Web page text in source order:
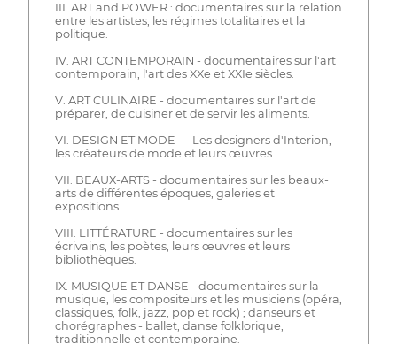
III. ART and POWER : documentaires sur la relation
entre les artistes, les régimes totalitaires et la
politique.
IV. ART CONTEMPORAIN - documentaires sur l'art
contemporain, l'art des XXe et XXIe siècles.
V. ART CULINAIRE - documentaires sur l'art de
préparer, de cuisiner et de servir les aliments.
VI. DESIGN ET MODE — Les designers d'Interion,
les créateurs de mode et leurs œuvres.
VII. BEAUX-ARTS - documentaires sur les beaux-
arts de différentes époques, galeries et
expositions.
VIII. LITTÉRATURE - documentaires sur les
écrivains, les poètes, leurs œuvres et leurs
bibliothèques.
IX. MUSIQUE ET DANSE - documentaires sur la
musique, les compositeurs et les musiciens (opéra,
classiques, folk, jazz, pop et rock) ; danseurs et
chorégraphes - ballet, danse folklorique,
traditionnelle et contemporaine.